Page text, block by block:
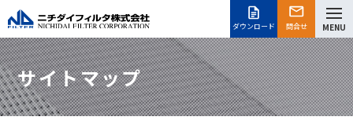
ダウンロード 問合せ MENU
サイトマップ